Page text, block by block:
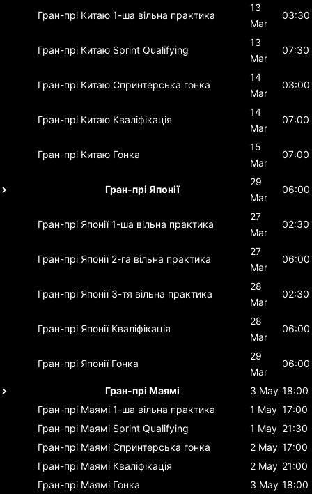
Гран-прі Китаю 1-ша вільна практика
13
Mar
03:30
Гран-прі Китаю Sprint Qualifying
13
Mar
07:30
Гран-прі Китаю Спринтерська гонка
14
Mar
03:00
Гран-прі Китаю Кваліфікація
14
Mar
07:00
Гран-прі Китаю Гонка
15
Mar
07:00
Гран-прі Японії
29
Mar
06:00
Гран-прі Японії 1-ша вільна практика
27
Mar
02:30
Гран-прі Японії 2-га вільна практика
27
Mar
06:00
Гран-прі Японії 3-тя вільна практика
28
Mar
02:30
Гран-прі Японії Кваліфікація
28
Mar
06:00
Гран-прі Японії Гонка
29
Mar
06:00
Гран-прі Маямі 3 May 18:00
Гран-прі Маямі 1-ша вільна практика 1 May 17:00
Гран-прі Маямі Sprint Qualifying 1 May 21:30
Гран-прі Маямі Спринтерська гонка 2 May 17:00
Гран-прі Маямі Кваліфікація 2 May 21:00
Гран-прі Маямі Гонка 3 May 18:00